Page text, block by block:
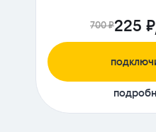
700 ₽225